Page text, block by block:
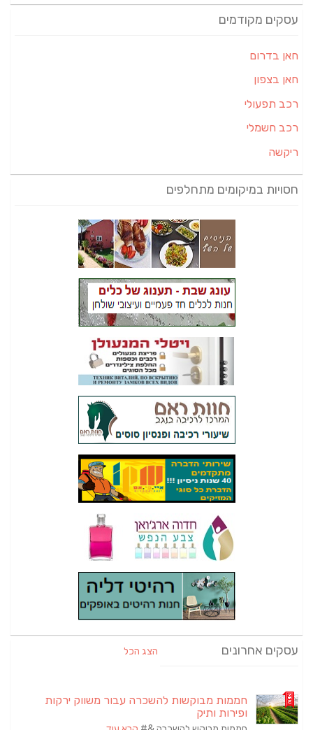
עסקים מקודמים
חאן בדרום
חאן בצפון
רכב תפעולי
רכב חשמלי
ריקשה
חסויות במיקומים מתחלפים
עסקים אחרונים הצג הכל
חממות מבוקשות להשכרה עבור משווק ירקות
ופירות ותיק